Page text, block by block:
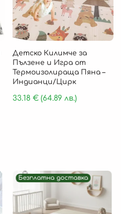
Детско Килимче за
Пълзене и Игра от
Термоизолираща Пяна –
Индианци/Цирк
33.18€ (64.89 лв.)
Безплатна доставка